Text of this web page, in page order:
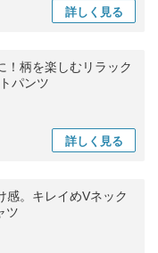
詳しく 見る
！柄を楽しむリラック
パンツ
詳しく 見る
感。キレイめVネック
ツ